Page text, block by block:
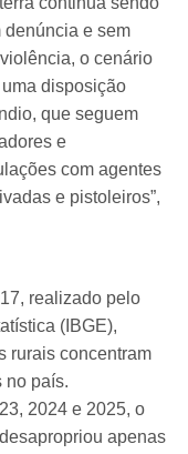
denúncia e sem
o cenário
disposição
que seguem
e
com agentes
e pistoleiros”,
realizado pelo
(IBGE),
rurais concentram
no país.
2024 e 2025, o
apenas